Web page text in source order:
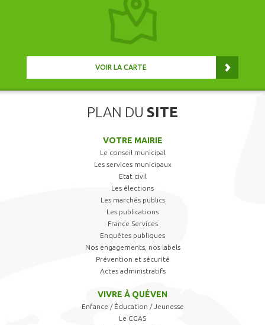
VOIR LA CARTE
PLAN DU SITE
VOTRE MAIRIE
Le conseil municipal
Les services municipaux
Etat civil
Les élections
Les marchés publics
Les publications
France Services
Enquêtes publiques
Nos engagements, nos labels
Prévention et sécurité
Actes administratifs
VIVRE À QUÉVEN
Enfance / Éducation / Jeunesse
Le CCAS